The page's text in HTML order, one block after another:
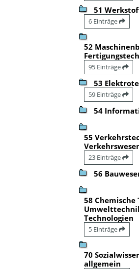
51
6 Einträge
52
95 Einträge
53
59 Einträge
54
55
23 Einträge
56
58 Chemische
Technologien
5 Einträge
70
allgemein